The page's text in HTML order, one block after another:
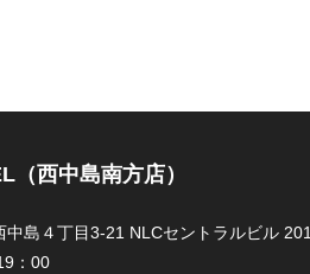
西中島南方店）
中島４丁目3-21 NLCセントラルビル 201
：00